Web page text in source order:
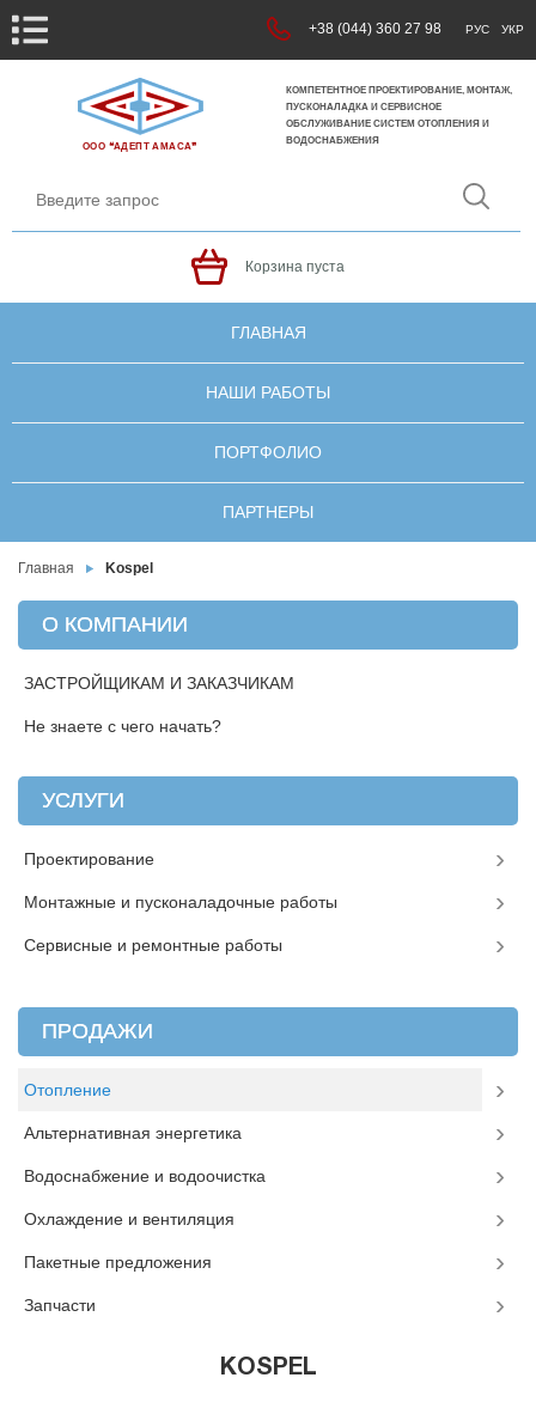
+38 (044) 360 27 98 РУС УКР
ООО ❝АДЕПТ АМАСА❞
КОМПЕТЕНТНОЕ ПРОЕКТИРОВАНИЕ, МОНТАЖ,
ПУСКОНАЛАДКА И СЕРВИСНОЕ
ОБСЛУЖИВАНИЕ СИСТЕМ ОТОПЛЕНИЯ И
ВОДОСНАБЖЕНИЯ
Корзина пуста
ГЛАВНАЯ
НАШИ РАБОТЫ
ПОРТФОЛИО
ПАРТНЕРЫ
Главная Kospel
KOSPEL
О КОМПАНИИ
ЗАСТРОЙЩИКАМ И ЗАКАЗЧИКАМ
Не знаете с чего начать?
УСЛУГИ
Проектирование
Монтажные и пусконаладочные работы
Сервисные и ремонтные работы
ПРОДАЖИ
Отопление
Альтернативная энергетика
Водоснабжение и водоочистка
Охлаждение и вентиляция
Пакетные предложения
Запчасти